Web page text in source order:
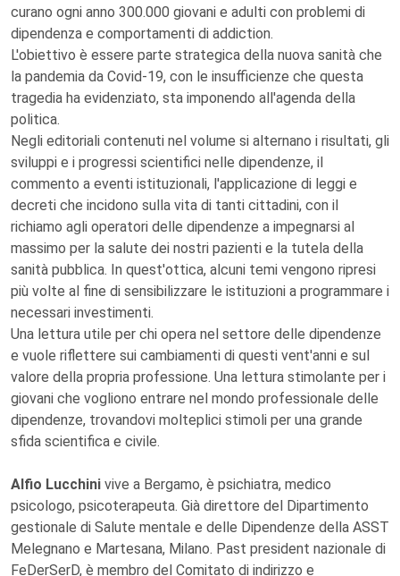
curano ogni anno 300.000 giovani e adulti con problemi di
dipendenza e comportamenti di addiction.
L'obiettivo è essere parte strategica della nuova sanità che
la pandemia da Covid-19, con le insufficienze che questa
tragedia ha evidenziato, sta imponendo all'agenda della
politica.
Negli editoriali contenuti nel volume si alternano i risultati, gli
sviluppi e i progressi scientifici nelle dipendenze, il
commento a eventi istituzionali, l'applicazione di leggi e
decreti che incidono sulla vita di tanti cittadini, con il
richiamo agli operatori delle dipendenze a impegnarsi al
massimo per la salute dei nostri pazienti e la tutela della
sanità pubblica. In quest'ottica, alcuni temi vengono ripresi
più volte al fine di sensibilizzare le istituzioni a programmare i
necessari investimenti.
Una lettura utile per chi opera nel settore delle dipendenze
e vuole riflettere sui cambiamenti di questi vent'anni e sul
valore della propria professione. Una lettura stimolante per i
giovani che vogliono entrare nel mondo professionale delle
dipendenze, trovandovi molteplici stimoli per una grande
sfida scientifica e civile.
Alfio Lucchini vive a Bergamo, è psichiatra, medico
psicologo, psicoterapeuta. Già direttore del Dipartimento
gestionale di Salute mentale e delle Dipendenze della ASST
Melegnano e Martesana, Milano. Past president nazionale di
FeDerSerD, è membro del Comitato di indirizzo e